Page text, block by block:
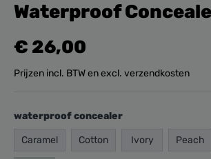
Waterproof
€ 26,00
Prijzen incl. BTW en excl. verzendkosten
waterproof concealer
Caramel Cotton Ivory Peach